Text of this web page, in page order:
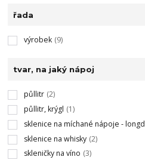
řada
výrobek (9)
tvar, na jaký nápoj
půllitr (2)
půllitr, krýgl (1)
sklenice na míchané nápoje -
sklenice na whisky (2)
skleničky na víno (3)